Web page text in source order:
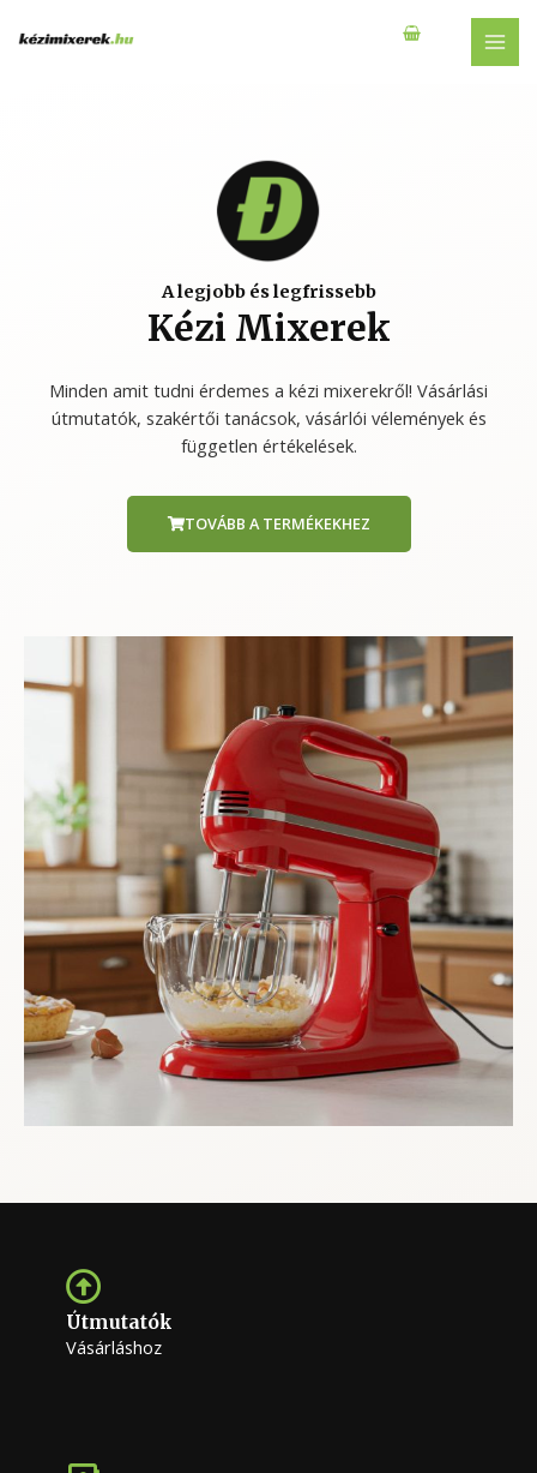
A legjobb és legfrissebb
Kézi Mixerek
Minden amit tudni érdemes a kézi mixerekről! Vásárlási
útmutatók, szakértői tanácsok, vásárlói vélemények és
független értékelések.
TOVÁBB A TERMÉKEKHEZ
Útmutatók
Vásárláshoz